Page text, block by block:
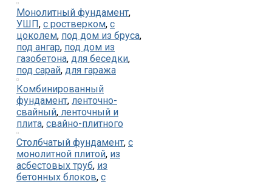
Монолитный фундамент,
УШП, с ростверком, с
цоколем, под дом из бруса,
под ангар, под дом из
газобетона, для беседки,
под сарай, для гаража
Комбинированный
фундамент, ленточно-
свайный, ленточный и
плита, свайно-плитного
Столбчатый фундамент, с
монолитной плитой, из
асбестовых труб, из
бетонных блоков, с